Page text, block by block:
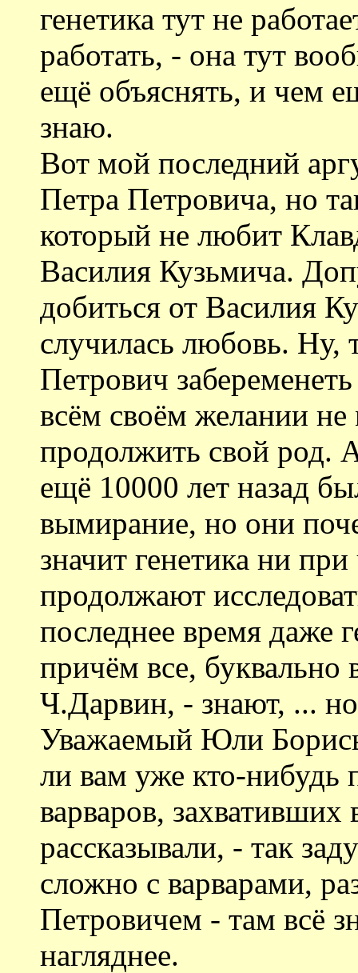
генетика тут не
работать, - она тут
ещё объяснять, и чем
знаю.
Вот мой последний
Петра Петровича, но
который не любит
Василия Кузьмича.
добиться от Василия
случилась любовь. Ну,
Петрович
всём своём желании
продолжить свой род.
ещё 10000 лет назад
вымирание, но они
значит генетика ни
продолжают
последнее время даже
причём все, буквально
Ч.Дарвин, - знают, ...
Уважаемый Юли
ли вам уже кто-нибудь
варваров, захвативших
рассказывали, - так
сложно с варварами,
Петровичем - там всё
нагляднее.